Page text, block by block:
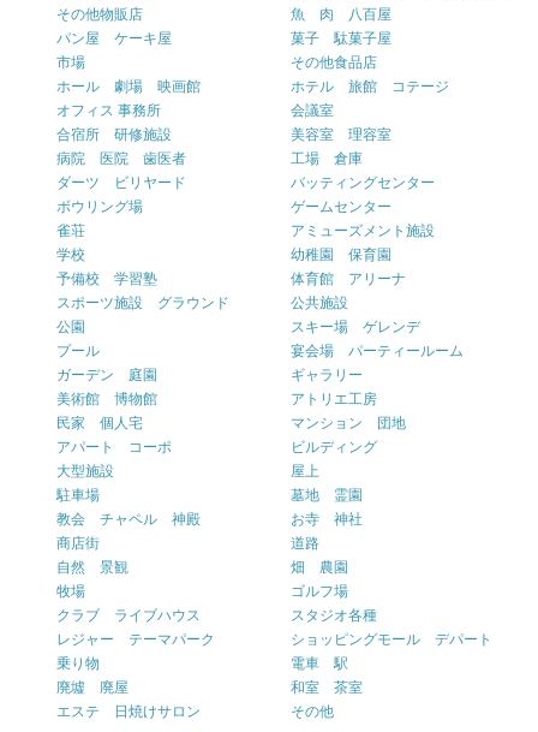
その他物販店
魚 肉 八百屋
パン屋 ケーキ屋
菓子 駄菓子屋
市場
その他食品店
ホール 劇場 映画館
ホテル 旅館 コテージ
オフィス 事務所
会議室
合宿所 研修施設
美容室 理容室
病院 医院 歯医者
工場 倉庫
ダーツ ビリヤード
バッティングセンター
ボウリング場
ゲームセンター
雀荘
アミューズメント施設
学校
幼稚園 保育園
予備校 学習塾
体育館 アリーナ
スポーツ施設 グラウンド
公共施設
公園
スキー場 ゲレンデ
プール
宴会場 パーティールーム
ガーデン 庭園
ギャラリー
美術館 博物館
アトリエ工房
民家 個人宅
マンション 団地
アパート コーポ
ビルディング
大型施設
屋上
駐車場
墓地 霊園
教会 チャペル 神殿
お寺 神社
商店街
道路
自然 景観
畑 農園
牧場
ゴルフ場
クラブ ライブハウス
スタジオ各種
レジャー テーマパーク
ショッピングモール デパート
乗り物
電車 駅
廃墟 廃屋
和室 茶室
エステ 日焼けサロン
その他